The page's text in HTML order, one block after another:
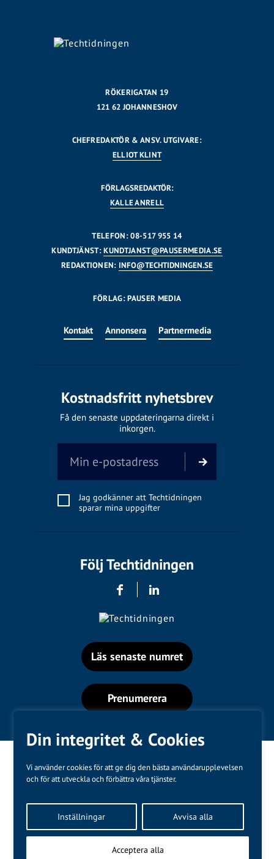
Din integritet & Cookies
Vi använder cookies för att ge dig den bästa användarupplevelsen
och för att utveckla och förbättra våra tjänster.
Inställningar Avvisa alla
Acceptera alla
RÖKERIGATAN 19
121 62 JOHANNESHOV
CHEFREDAKTÖR & ANSV. UTGIVARE:
ELLIOT KLINT
FÖRLAGSREDAKTÖR:
KALLE ANRELL
TELEFON: 08-517 955 14
KUNDTJÄNST:KUNDTJANST@PAUSERMEDIA.SE
REDAKTIONEN: INFO@TECHTIDNINGEN.SE
FÖRLAG: PAUSER MEDIA
Kontakt Annonsera Partnermedia
Kostnadsfritt nyhetsbrev
Få den senaste uppdateringarna direkt i
inkorgen.
Jag godkänner att Techtidningen
sparar mina uppgifter
Följ Techtidningen
Läs senaste numret
Prenumerera
Kundtjänst